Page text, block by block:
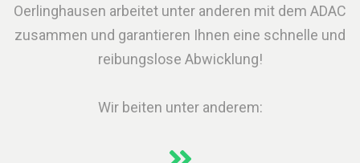
Oerlinghausen arbeitet unter anderen mit dem ADAC
zusammen und garantieren Ihnen eine schnelle und
reibungslose Abwicklung!
Wir beiten unter anderem: